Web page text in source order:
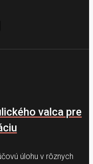
valca pre
úlohu v rôznych